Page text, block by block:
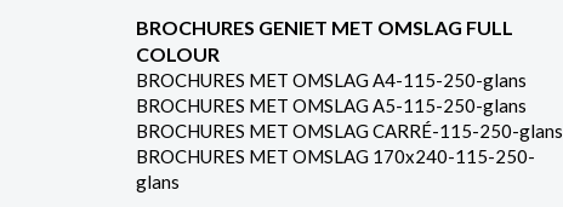
BROCHURES GENIET MET OMSLAG FULL
COLOUR
BROCHURES MET OMSLAG A4-115-250-glans
BROCHURES MET OMSLAG A5-115-250-glans
BROCHURES MET OMSLAG CARRÉ-115-250-glans
BROCHURES MET OMSLAG 170x240-115-250-
glans